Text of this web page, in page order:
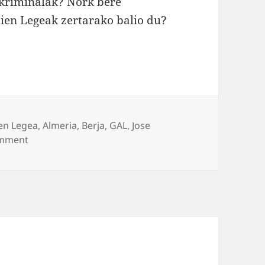
Legeak zertarako balio du?
Legea,Almeria, Berja, GAL, Jose
on PSOE leGALa? Adibide praktikoa